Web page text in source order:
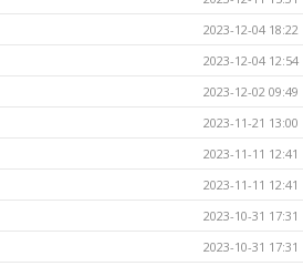
2023-12-04 18:22
2023-12-04 12:54
2023-12-02 09:49
2023-11-21 13:00
2023-11-11 12:41
2023-11-11 12:41
2023-10-31 17:31
2023-10-31 17:31